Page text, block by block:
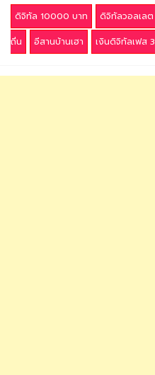
ดิจิทัล 10000 บาท ดิจิทัลวอลเลต
ถิ่น
อีสานบ้านเฮา เงินดิจิทัลเฟส 3